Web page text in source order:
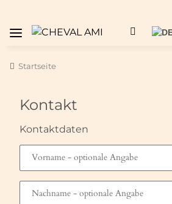
Startseite
Kontakt
Kontaktdaten
Vorname - optionale Angabe
Nachname - optionale Angabe